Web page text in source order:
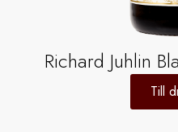
Richard Juhlin
Till